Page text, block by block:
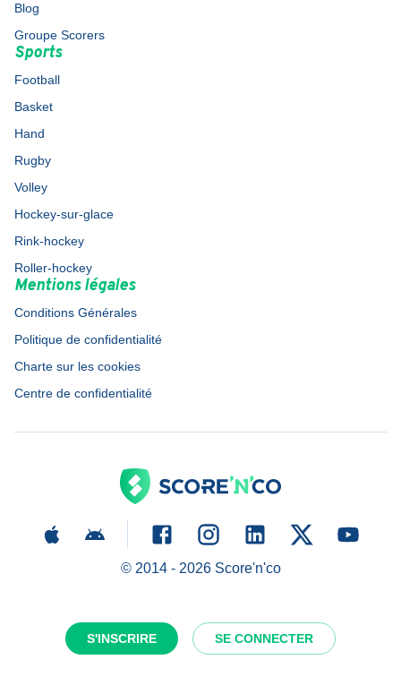
S'INSCRIRE SE CONNECTER
Blog
Groupe Scorers
Sports
Football
Basket
Hand
Rugby
Volley
Hockey-sur-glace
Rink-hockey
Roller-hockey
Mentions légales
Conditions Générales
Politique de confidentialité
Charte sur les cookies
Centre de confidentialité
© 2014 - 2026Score'n'co